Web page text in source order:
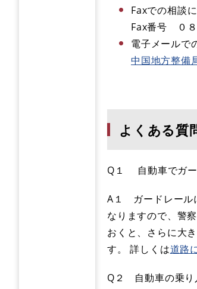
Faxでの相談
Fax番号 ０８
電子メールで
中国地方整備
よくある質
Q１ 自動車でガー
A１ ガードレール
なりますので、警
おくと、さらに大
す。 詳しくは道路
Q２ 自動車の乗り